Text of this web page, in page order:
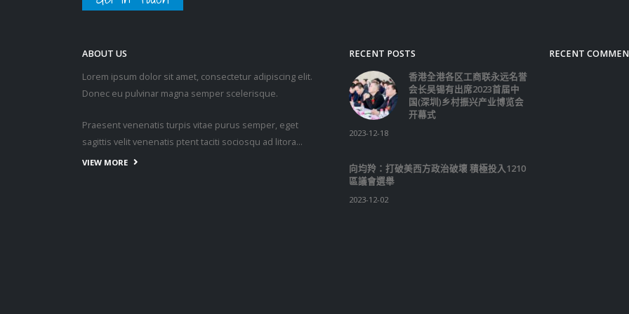
ABOUT US
Lorem ipsum dolor sit amet, consectetur adipiscing elit.
Donec eu pulvinar magna semper scelerisque.
Praesent venenatis turpis vitae purus semper, eget
sagittis velit venenatis ptent taciti sociosqu ad litora…
VIEW MORE
RECENT POSTS
香港全港各区工商联永远名誉
会长吴锡有出席2023首届中
国(深圳)乡村振兴产业博览会
开幕式
2023-12-18
向均羚：打破美西方政治破壞 積極投入1210
區議會選舉
2023-12-02
RECENT